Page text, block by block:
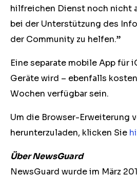
hilfreichen Dienst noch nicht
bei der Unterstützung des
der Community zu helfen.”
Eine separate mobile App für
Geräte wird – ebenfalls
Wochen verfügbar sein.
Um die Browser-Erweiterung
herunterzuladen, klicken Sie
Über NewsGuard
NewsGuard wurde im März